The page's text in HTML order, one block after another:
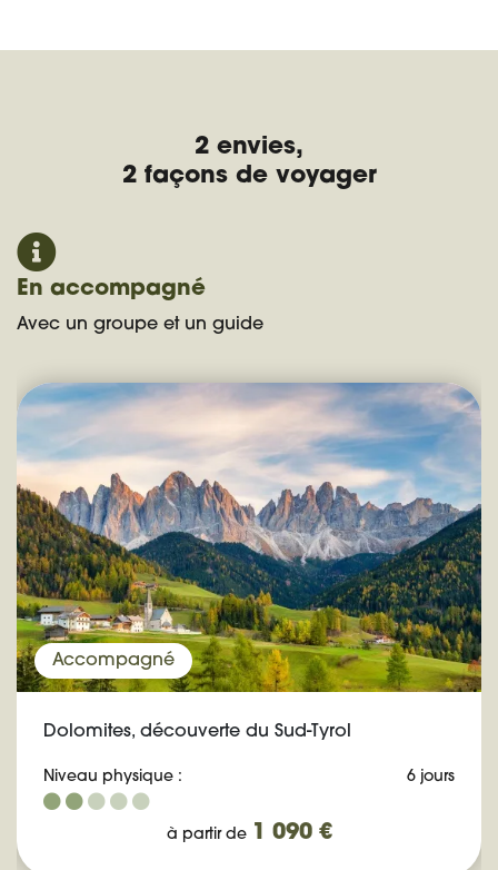
2 envies,
2 façons de voyager
En accompagné
Avec un groupe et un guide
Accompagné
Dolomites, découverte du Sud-Tyrol
Niveau physique : 6 jours
à partir de 1 090 €